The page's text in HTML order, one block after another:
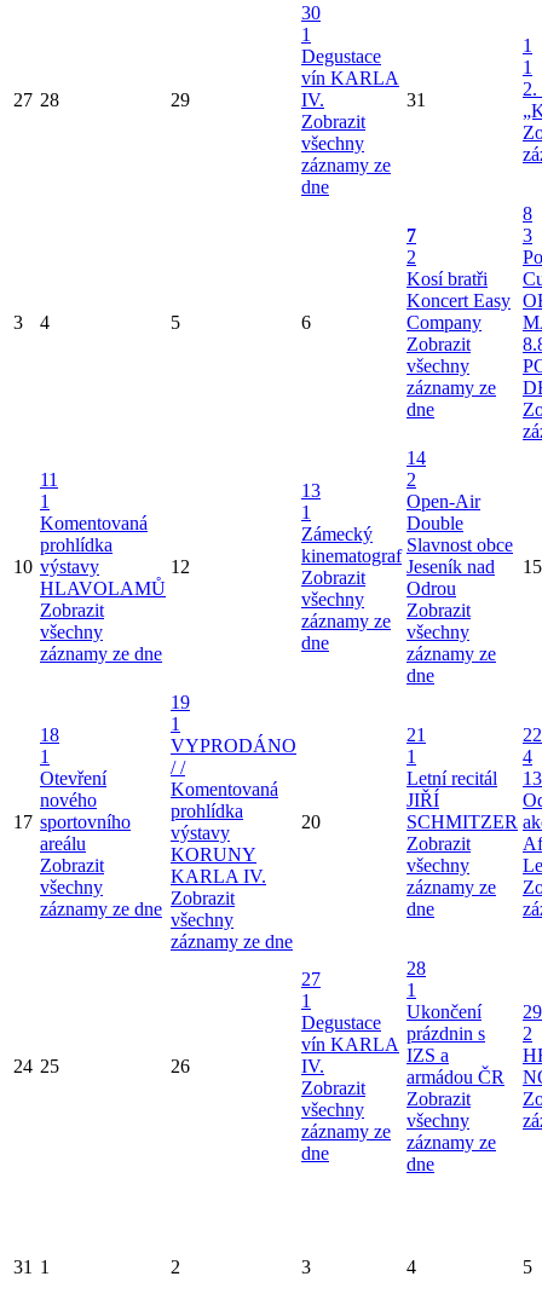
27 28 29
30
1
Degustace
vín KARLA
IV.
Zobrazit
všechny
záznamy ze
dne
31
1
1
2.
3 4 5 6
7
2
Kosí bratři
Koncert Easy
Company
Zobrazit
všechny
záznamy ze
dne
8
3
10
11
1
Komentovaná
prohlídka
výstavy
HLAVOLAMŮ
Zobrazit
všechny
záznamy ze dne
12
13
1
Zámecký
kinematograf
Zobrazit
všechny
záznamy ze
dne
14
2
Open-Air
Double
Slavnost obce
Jeseník nad
Odrou
Zobrazit
všechny
záznamy ze
dne
15
17
18
1
Otevření
nového
sportovního
areálu
Zobrazit
všechny
záznamy ze dne
19
1
VYPRODÁNO
/ /
Komentovaná
prohlídka
výstavy
KORUNY
KARLA IV.
Zobrazit
všechny
záznamy ze dne
20
21
1
Letní recitál
JIŘÍ
SCHMITZER
Zobrazit
všechny
záznamy ze
dne
22
4
24 25 26
27
1
Degustace
vín KARLA
IV.
Zobrazit
všechny
záznamy ze
dne
28
1
Ukončení
prázdnin s
IZS a
armádou ČR
Zobrazit
všechny
záznamy ze
dne
29
2
31 1 2 3 4 5